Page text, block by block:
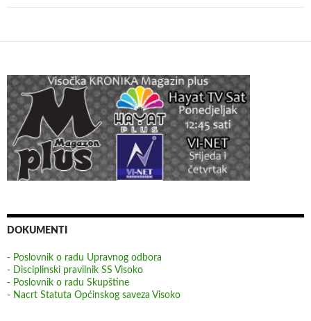
DOKUMENTI
- Poslovnik o radu Upravnog odbora
- Disciplinski pravilnik SS Visoko
- Poslovnik o radu Skupštine
- Nacrt Statuta Općinskog saveza Visoko